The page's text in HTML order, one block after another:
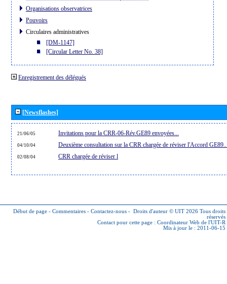
Organisations observatrices
Pouvoirs
Circulaires administratives
[DM-1147]
[Circular Letter No. 38]
Enregistrement des délégués
[Newsflashes]
21/06/05 Invitations pour la CRR-06-Rév.GE89 envoyées...
04/10/04 Deuxième consultation sur la CRR chargée de réviser l'Accord
02/08/04 CRR chargée de réviser l
Début de page - Commentaires - Contactez-nous - Droits d'auteur © UIT 2026 Tous droits
réservés
Contact pour cette page : Coordinateur Web de l'UIT-R
Mis à jour le : 2011-06-15